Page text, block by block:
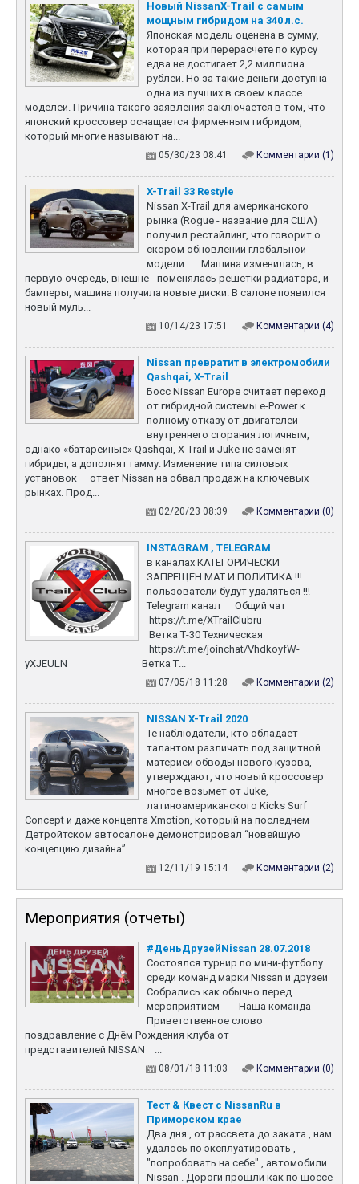
большой двойной экран
цифровой приборно...
22 февраля
NISSAN X-TRAIL 2026 —
ЛЕГЕНДА SUV, КОТОРУЮ
ЛЮБЯТ МИЛЛИОНЫ
За более чем 20 лет X-
Trail превратился из
простой «проходимой
машинки» в один из
ключевых игроков в
автомобилей по всему
миру; стабильные
продажи в Европе, Азии,
Северной Америке и
Австралии; любимец
семейных водителей и
практичность и к...
Новый NissanX-Trail с самым
мощным гибридом на 340 л.с.
Японская модель оценена в сумму,
которая при перерасчете по курсу
едва не достигает 2,2 миллиона
рублей. Но за такие деньги доступна
одна из лучших в своем классе
моделей. Причина такого заявления заключается в том, что
японский кроссовер оснащается фирменным гибридом,
который многие называют на...
05/30/23 08:41 Комментарии (1)
X-Trail 33 Restyle
Nissan X-Trail для американского
рынка (Rogue - название для США)
получил рестайлинг, что говорит о
скором обновлении глобальной
модели.. Машина изменилась, в
первую очередь, внешне - поменялась решетки радиатора, и
бамперы, машина получила новые диски. В салоне появился
новый муль...
10/14/23 17:51 Комментарии (4)
Nissan превратит в электромобили
Qashqai, X-Trail
Босс Nissan Europe считает переход
от гибридной системы e-Power к
полному отказу от двигателей
внутреннего сгорания логичным,
однако «батарейные» Qashqai, X-Trail и Juke не заменят
гибриды, а дополнят гамму. Изменение типа силовых
установок — ответ Nissan на обвал продаж на ключевых
рынках. Прод...
02/20/23 08:39 Комментарии (0)
INSTAGRAM , TELEGRAM
в каналах КАТЕГОРИЧЕСКИ
ЗАПРЕЩЁН МАТ И ПОЛИТИКА !!!
пользователи будут удаляться !!!
Telegram канал Общий чат
https://t.me/XTrailClubru
Ветка Т-30 Техническая
https://t.me/joinchat/VhdkoyfW-
yXJEULN Ветка Т...
07/05/18 11:28 Комментарии (2)
NISSAN X-Trail 2020
Те наблюдатели, кто обладает
талантом различать под защитной
материей обводы нового кузова,
утверждают, что новый кроссовер
многое возьмет от Juke,
латиноамериканского Kicks Surf
Concept и даже концепта Xmotion, который на последнем
Детройтском автосалоне демонстрировал “новейшую
концепцию дизайна”....
12/11/19 15:14 Комментарии (2)
Мероприятия (отчеты)
#ДеньДрузейNissan 28.07.2018
Состоялся турнир по мини-футболу
среди команд марки Nissan и друзей
Собрались как обычно перед
мероприятием Наша команда
Приветственное слово
поздравление с Днём Рождения клуба от
представителей NISSAN ...
08/01/18 11:03 Комментарии (0)
Тест & Квест с NissanRu в
Приморском крае
Два дня , от рассвета до заката , нам
удалось по эксплуатировать ,
"попробовать на себе" , автомобили
Nissan . Дороги прошли как по шоссе